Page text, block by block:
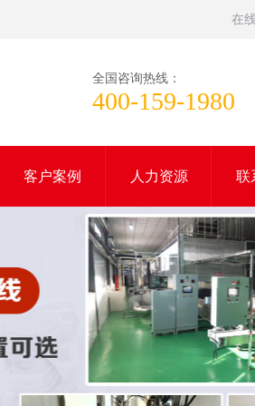
在
全国咨询热线：
400-159-1980
客户案例 人力资源 联